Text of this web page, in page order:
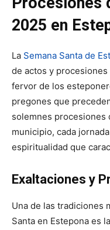
2025 en
La Semana Santa de
de actos y
fervor de los
pregones que
solemnes procesiones
municipio, cada
espiritualidad que
Exaltaciones y
Una de las tradiciones
Santa en Estepona es